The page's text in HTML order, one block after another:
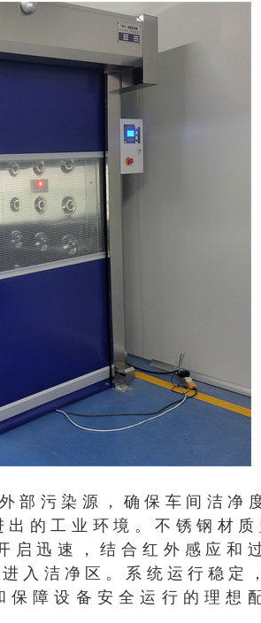
部污染源，确保车间洁净
的工业环境。不锈钢材
启迅速，结合红外感应和
入洁净区。系统运行稳定
障设备安全运行的理想